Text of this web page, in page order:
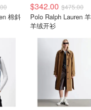
棉斜
$342.00 $475.00
Polo Ralph Lauren
羊绒开衫